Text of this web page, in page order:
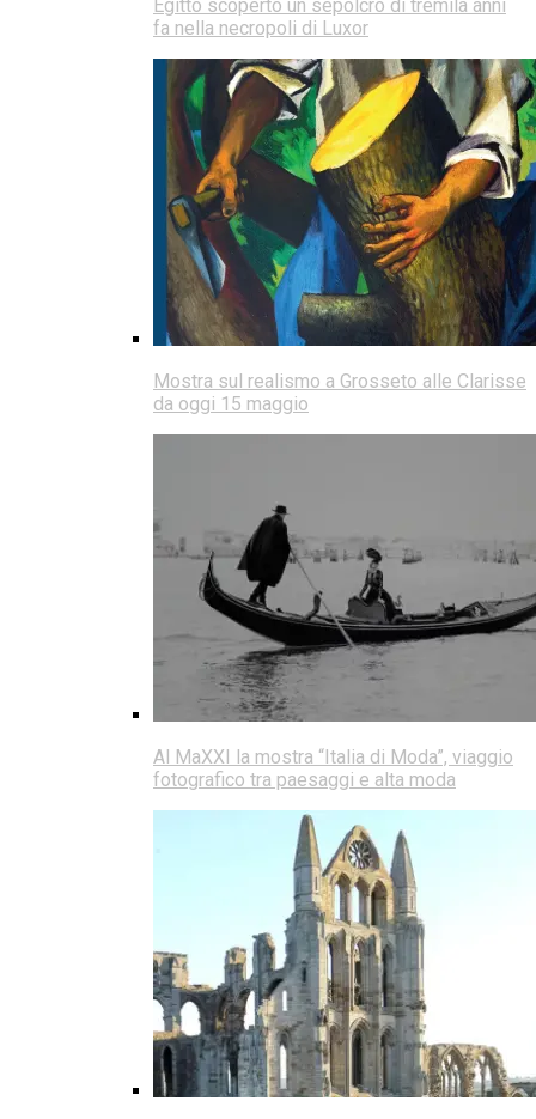
Egitto scoperto un sepolcro di tremila anni
fa nella necropoli di Luxor
Mostra sul realismo a Grosseto alle Clarisse
da oggi 15 maggio
Al MaXXI la mostra “Italia di Moda”, viaggio
fotografico tra paesaggi e alta moda